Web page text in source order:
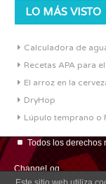
LO MÁS VISTO
Calculadora de
Recetas APA para
El arroz en la
DryHop
Lúpulo temprano o
Todos los derechos
ChangeLog